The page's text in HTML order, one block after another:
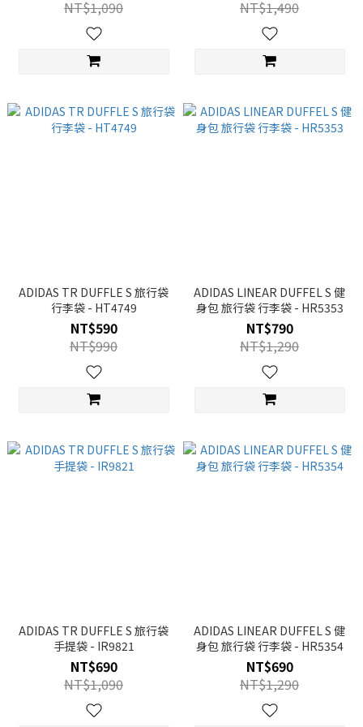
NT$1,090 NT$1,490
ADIDAS TR DUFFLE S 旅行袋
行李袋 - HT4749
NT$590
NT$990
ADIDAS LINEAR DUFFEL S 健
身包 旅行袋 行李袋 - HR5353
NT$790
NT$1,290
ADIDAS TR DUFFLE S 旅行袋
手提袋 - IR9821
NT$690
NT$1,090
ADIDAS LINEAR DUFFEL S 健
身包 旅行袋 行李袋 - HR5354
NT$690
NT$1,290